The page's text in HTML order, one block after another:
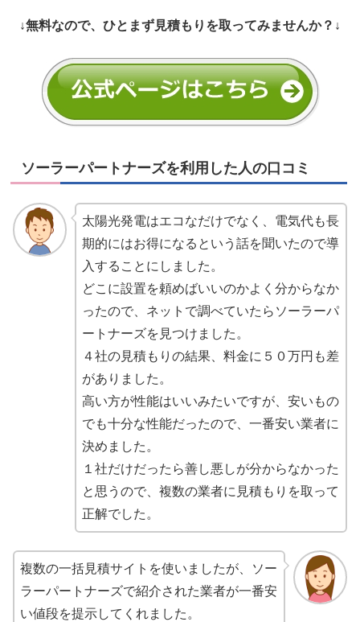
↓無料なので、ひとまず見積もりを取ってみませんか？↓
ソーラーパートナーズを利用した人の口コミ
太陽光発電はエコなだけでなく、電気代も長
期的にはお得になるという話を聞いたので導
入することにしました。
どこに設置を頼めばいいのかよく分からなか
ったので、ネットで調べていたらソーラーパ
ートナーズを見つけました。
４社の見積もりの結果、料金に５０万円も差
がありました。
高い方が性能はいいみたいですが、安いもの
でも十分な性能だったので、一番安い業者に
決めました。
１社だけだったら善し悪しが分からなかった
と思うので、複数の業者に見積もりを取って
正解でした。
複数の一括見積サイトを使いましたが、ソー
ラーパートナーズで紹介された業者が一番安
い値段を提示してくれました。